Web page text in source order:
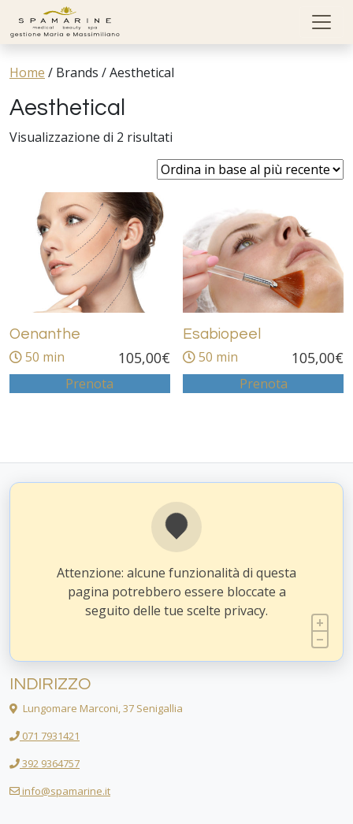
Skip to content
Home / Brands /Aesthetical
Aesthetical
Visualizzazione di 2 risultati
Oenanthe
50 min 105,00€
Prenota
Esabiopeel
50 min 105,00€
Prenota
Attenzione: alcune funzionalità di questa
pagina potrebbero essere bloccate a
seguito delle tue scelte privacy.
INDIRIZZO
Lungomare Marconi, 37 Senigallia
071 7931421
392 9364757
info@spamarine.it